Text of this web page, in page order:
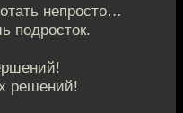
непросто…
подросток.
решений!